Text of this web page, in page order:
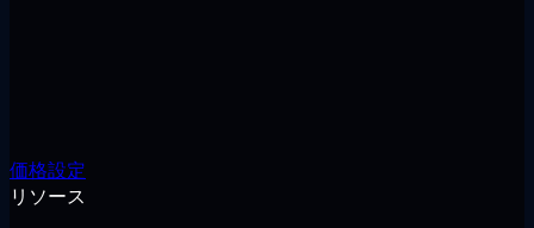
価格設定
リソース